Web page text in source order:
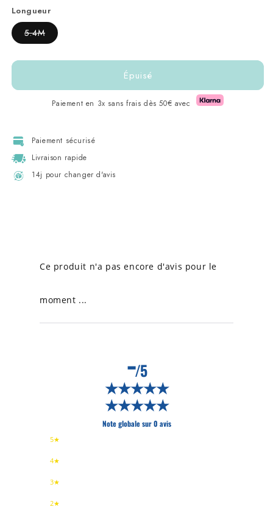
Longueur
5.4MVariante
épuisée
indisponible
Épuisé
Paiement en 3x sans frais dès 50€ avec
Paiement sécurisé
Livraison rapide
14j pour changer d'avis
Ce produit n'a pas encore d'avis pour le
moment ...
-/5
★★★★★
★★★★★
Note globale sur 0 avis
5★
4★
3★
2★